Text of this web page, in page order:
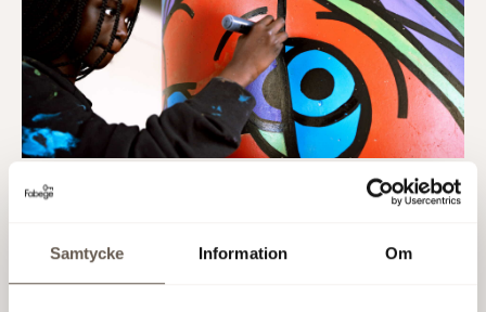
Samtycke Information Om
artificiell intelligens (AI) för att skapa färgglada